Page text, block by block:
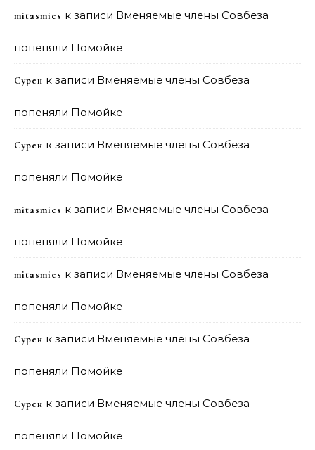
mitasmies к записи Вменяемые члены Совбеза
попеняли Помойке
Сурен к записи Вменяемые члены Совбеза
попеняли Помойке
Сурен к записи Вменяемые члены Совбеза
попеняли Помойке
mitasmies к записи Вменяемые члены Совбеза
попеняли Помойке
mitasmies к записи Вменяемые члены Совбеза
попеняли Помойке
Сурен к записи Вменяемые члены Совбеза
попеняли Помойке
Сурен к записи Вменяемые члены Совбеза
попеняли Помойке